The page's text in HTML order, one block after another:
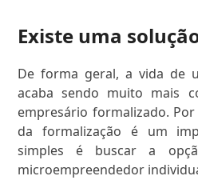
Existe uma
De forma geral, a vida de
acaba sendo muito mais
empresário formalizado.
da formalização é um
simples é buscar a
microempreendedor